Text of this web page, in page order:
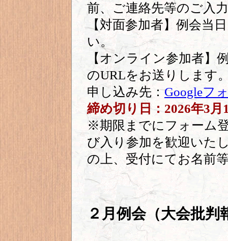
前、ご連絡先等のご入
【対面参加者】例会当
い。
【オンライン参加者】
のURLをお送りします
申し込み先：Googleフ
締め切り日：2026年3月
※期限までにフォーム
び入り参加を歓迎いた
の上、受付にてお名前
２月例会（大会批